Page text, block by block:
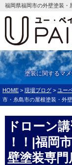
福岡県福岡市の外壁塗装・
塗装に関するマ
HOME > 現場ブログ > ユー
市・糸島市の屋根塗装・外
ドローン
！！|福岡
壁塗装専